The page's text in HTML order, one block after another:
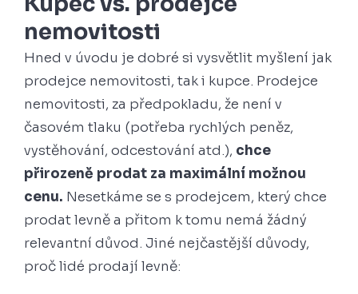
nemovitosti
Hned v úvodu je dobré si vysvětlit myšlení jak
prodejce nemovitosti, tak i kupce. Prodejce
nemovitosti, za předpokladu, že není v
časovém tlaku (potřeba rychlých peněz,
vystěhování, odcestování atd.), chce
přirozeně prodat za maximální možnou
cenu. Nesetkáme se s prodejcem, který chce
prodat levně a přitom k tomu nemá žádný
relevantní důvod. Jiné nejčastější důvody,
proč lidé prodají levně: